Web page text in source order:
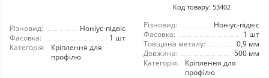
Різновид:
Ноніус-підвіс
Фасовка:
1 шт
Категорія:
Кріплення для
профілю
Код товару: 53402
Різновид:
Ноніус-підвіс
Фасовка:
1 шт
Товщина металу:
0,9 мм
Довжина:
500 мм
Категорія:
Кріплення для
профілю